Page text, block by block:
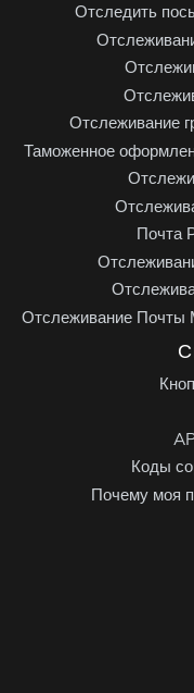
Отследить
Отслеживание
Таможенное
Почта
Отслеживание Почты
Коды
Почему моя